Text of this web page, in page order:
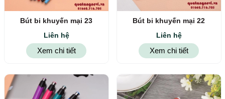
Bút bi khuyến mại 23
Liên hệ
Xem chi tiết
Bút bi khuyến mại 22
Liên hệ
Xem chi tiết